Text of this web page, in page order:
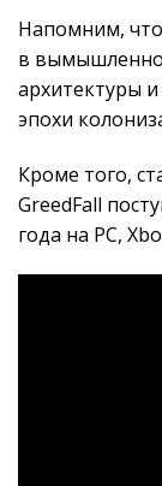
Напомним,
в
архитектуры
эпохи
Кроме того,
GreedFall
года на PC,